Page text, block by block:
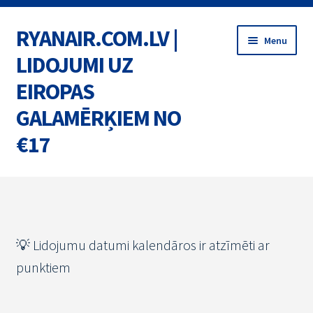
Skip
to
navigation
Skip
to
content
RYANAIR.COM.LV |
LIDOJUMI UZ
EIROPAS
GALAMĒRĶIEM NO
€17
Menu
MARŠRUTI
💡 Lidojumu datumi kalendāros ir atzīmēti ar
punktiem